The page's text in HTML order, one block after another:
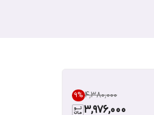
۴٬۳۸۰٬۰۰۰ 9%
3,976,000